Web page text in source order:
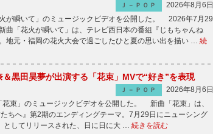
Ｊ－ＰＯＰ
2026年8月6日
が瞬いて」のミュージックビデオを公開した。 2026年7月29
曲「花火が瞬いて」は、テレビ西日本の番組『じもちゃんね
地元・福岡の花火大会で過ごしたひと夏の思い出を描い … 続
黒田昊夢が出演する「花束」MVで“好き”を表現
Ｊ－ＰＯＰ
2026年8月6日
束」のミュージックビデオを公開した。 新曲「花束」は、
ちへ』第2期のエンディングテーマ。7月29日にニューシング
としてリリースされた、日に日に大 … 続きを読む